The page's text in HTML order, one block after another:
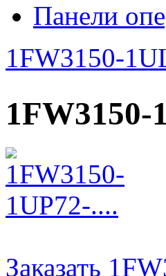
Панели
1FW3150-
1FW3150-
Заказать